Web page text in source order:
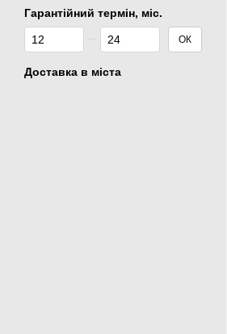
Гарантійний термін, міс.
Від Гарантійний термін, міс.
До Гарантійний термін, міс. ОК
Доставка в міста